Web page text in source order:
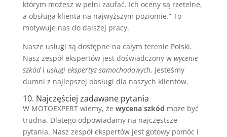
którym możesz w pełni zaufać. Ich oceny są rzetelne,
a obsługa klienta na najwyższym poziomie.” To
motywuje nas do dalszej pracy.
Nasze usługi są dostępne na całym terenie Polski.
Nasz zespół ekspertów jest doświadczony w wycenie
szkódi usługi ekspertyz samochodowych. Jesteśmy
dumni z najlepszej obsługi dla naszych klientów.
10. Najczęściej zadawane pytania
W MOTOEXPERT wiemy, że wycena szkód może być
trudna. Dlatego odpowiadamy na najczęstsze
pytania. Nasz zespół ekspertów jest gotowy pomóc i